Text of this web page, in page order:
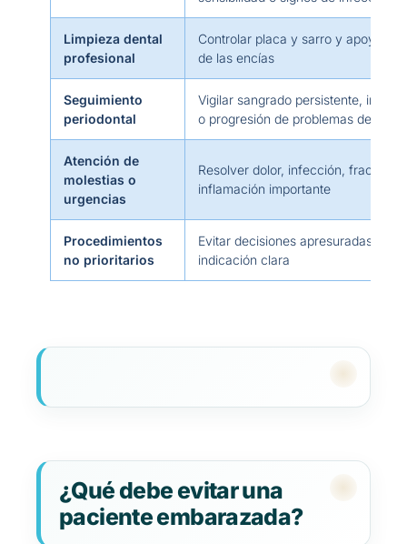
Limpieza dental
profesional
Controlar placa y sarro y apoyar la
de las encías
Seguimiento
periodontal
Vigilar sangrado persistente,
o progresión de problemas de
Atención de
molestias o
urgencias
Resolver dolor, infección, fractura o
inflamación importante
Procedimientos
no prioritarios
Evitar decisiones apresuradas sin
indicación clara
¿Qué debe evitar una
paciente embarazada?